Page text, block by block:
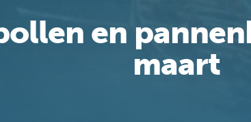
en
maart